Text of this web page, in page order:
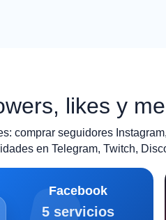
likes y
comprar seguidores
en Telegram, Twitch,
Facebook
5 servicios